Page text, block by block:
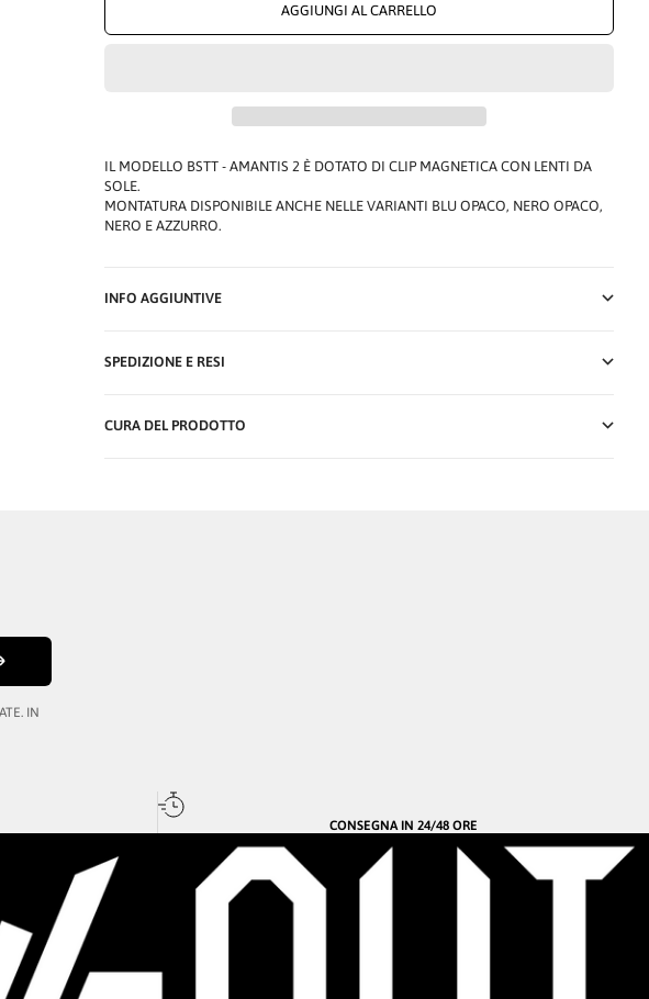
AGGIUNGI AL CARRELLO
IL MODELLO BSTT - AMANTIS 2 È DOTATO DI CLIP MAGNETICA CON LENTI DA
SOLE.
MONTATURA DISPONIBILE ANCHE NELLE VARIANTI BLU OPACO, NERO OPACO,
NERO E AZZURRO.
INFO AGGIUNTIVE
SPEDIZIONE E RESI
CURA DEL PRODOTTO
IN
CONSEGNA IN 24/48 ORE